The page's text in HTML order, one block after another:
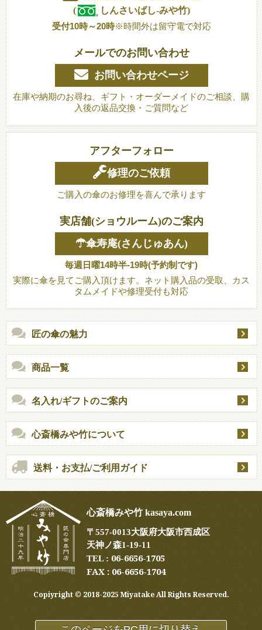
(
しんさいばし-みや竹)
受付10時～20時※時間外は留守電で対応
メールでのお問い合わせ
お問い合わせページ
在庫や納期のお尋ね、ギフト・オーダーメイドのご相談、購
入後の返品交換・ご質問など
アフターフォロー
修理のご依頼
ご購入の傘のお修理を喜んで承ります
実店舗(ショウルーム)のご案内
☂傘寿庵(さんじゅあん)
毎週日曜14時半-19時(予約制です)
実際に傘を見てご購入頂けます。ネット購入品の受取、カス
タムメイドや修理受付も対応
匠の傘の魅力
商品一覧
名入れ/ギフトのご案内
心斎橋みや竹について
送料・お支払/ご利用ガイド
心斎橋みや竹 kasaya.com
〒557-0013大阪府大阪市西成区
天神ノ森1-19-11
TEL : 06-6656-1705
FAX : 06-6656-1704
Copiyright ©︎ 2018-2025 Miyatake All Rights Reserved.